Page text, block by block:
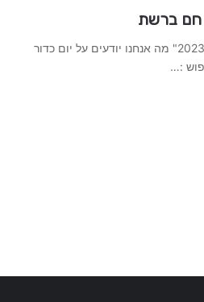
כל החדשות על "יום כדור הארץ 2023" מה אנחנו יודעים על יום כדור